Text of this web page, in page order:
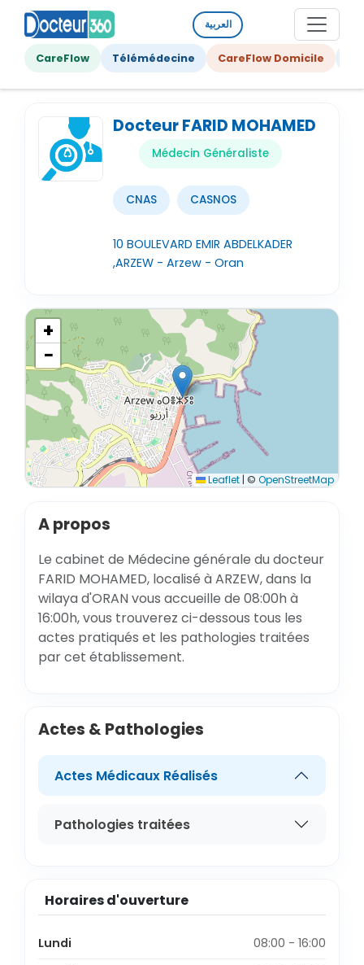
العربية
CareFlow Télémédecine CareFlow Domicile
Docteur FARID MOHAMED
Médecin Généraliste
CNAS CASNOS
10 BOULEVARD EMIR ABDELKADER
,ARZEW - Arzew - Oran
+
−
Leaflet | © OpenStreetMap
A propos
Le cabinet de Médecine générale du docteur
FARID MOHAMED, localisé à ARZEW, dans la
wilaya d'ORAN vous accueille de 08:00h à
16:00h, vous trouverez ci-dessous tous les
actes pratiqués et les pathologies traitées
par cet établissement.
Actes & Pathologies
Actes Médicaux Réalisés
Pathologies traitées
Horaires d'ouverture
Lundi
08:00 - 16:00